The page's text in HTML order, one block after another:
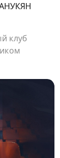
клуб